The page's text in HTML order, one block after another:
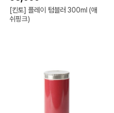
[킨토] 플레이 텀블러 300ml (애
쉬핑크)